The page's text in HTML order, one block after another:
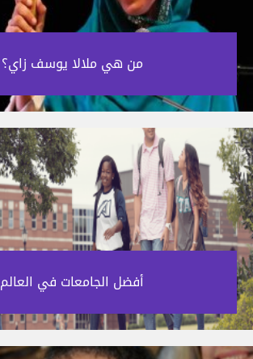
من هي ملالا يوسف زاي؟‎
أفضل الجامعات في العالم‎